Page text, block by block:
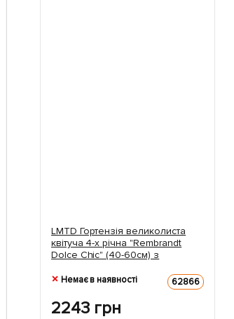
LMTD Гортензія великолиста
квітуча 4-х річна "Rembrandt
Dolce Chic" (40-60см) з
упаковці
Немає в наявності 62866
2243грн